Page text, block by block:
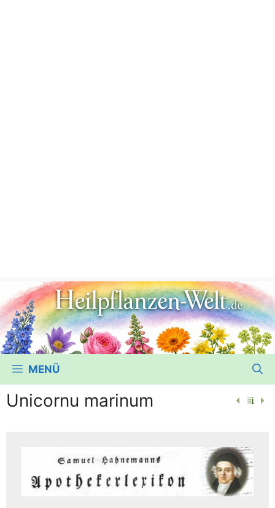
MENÜ
Unicornu marinum